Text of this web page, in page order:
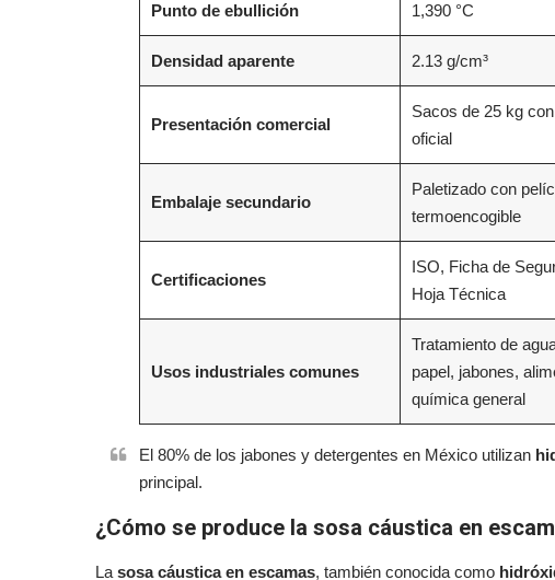
Punto de ebullición 1,390 °C
Densidad aparente 2.13 g/cm³
Presentación comercial
Sacos de 25 kg
oficial
Embalaje secundario
Paletizado con
termoencogible
Certificaciones
ISO, Ficha de
Hoja Técnica
Usos industriales comunes
Tratamiento de
papel, jabones,
química general
El 80% de los jabones y detergentes en México utilizan
principal.
¿Cómo se produce la sosa cáustica en
La sosa cáustica en escamas, también conocida como